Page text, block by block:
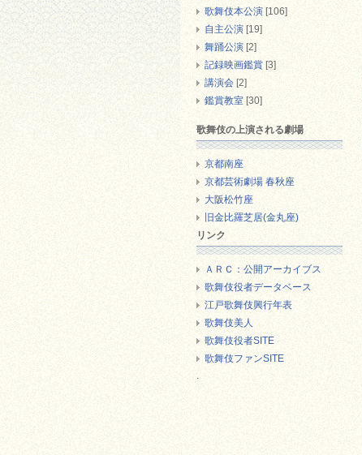
歌舞伎本公演 [106]
自主公演 [19]
舞踊公演 [2]
記録映画鑑賞 [3]
講演会 [2]
鑑賞教室 [30]
歌舞伎の上演される劇場
京都南座
京都芸術劇場 春秋座
大阪松竹座
旧金比羅芝居(金丸座)
リンク
ＡＲＣ：公開アーカイブス
歌舞伎役者データベース
江戸歌舞伎興行年表
歌舞伎美人
歌舞伎役者SITE
歌舞伎ファンSITE
.